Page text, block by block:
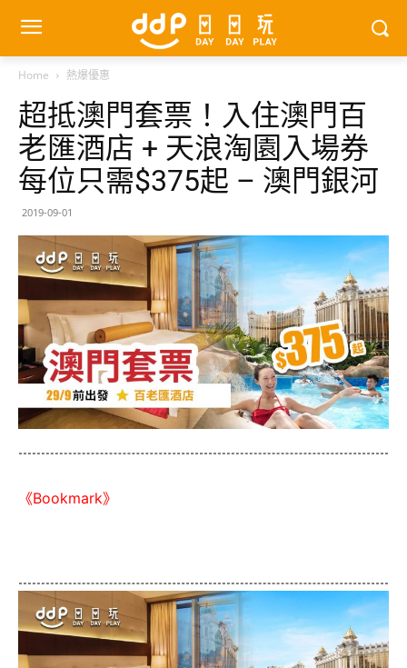
Home 熱爆優惠
超抵澳門套票！入住澳門百
老匯酒店 + 天浪淘園入場券
每位只需$375起 – 澳門銀河
2019-09-01
《Bookmark》